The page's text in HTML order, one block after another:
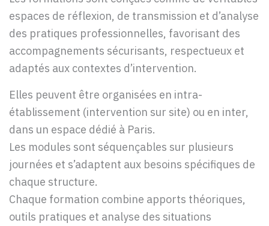
espaces de réflexion, de transmission et d’analyse
des pratiques professionnelles, favorisant des
accompagnements sécurisants, respectueux et
adaptés aux contextes d’intervention.
Elles peuvent être organisées en intra-
établissement (intervention sur site) ou en inter,
dans un espace dédié à Paris.
Les modules sont séquençables sur plusieurs
journées et s’adaptent aux besoins spécifiques de
chaque structure.
Chaque formation combine apports théoriques,
outils pratiques et analyse des situations